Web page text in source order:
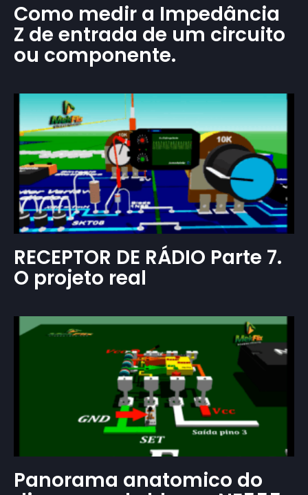
Como medir a Impedância
Z de entrada de um circuito
ou componente.
RECEPTOR DE RÁDIO Parte 7.
O projeto real
Panorama anatomico do